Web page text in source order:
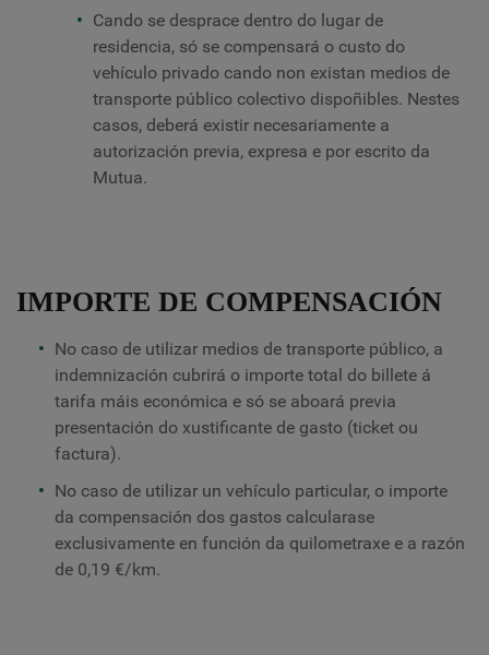
Cando se desprace dentro do lugar de
residencia, só se compensará o custo do
vehículo privado cando non existan medios de
transporte público colectivo dispoñibles. Nestes
casos, deberá existir necesariamente a
autorización previa, expresa e por escrito da
Mutua.
IMPORTE DE COMPENSACIÓN
No caso de utilizar medios de transporte público, a
indemnización cubrirá o importe total do billete á
tarifa máis económica e só se aboará previa
presentación do xustificante de gasto (ticket ou
factura).
No caso de utilizar un vehículo particular, o importe
da compensación dos gastos calcularase
exclusivamente en función da quilometraxe e a razón
de 0,19 €/km.